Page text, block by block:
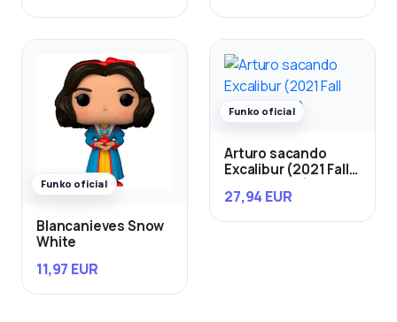
Funko oficial
Blancanieves Snow
White
11,97 EUR
Funko oficial
Arturo sacando
Excalibur (2021 Fall
27,94 EUR